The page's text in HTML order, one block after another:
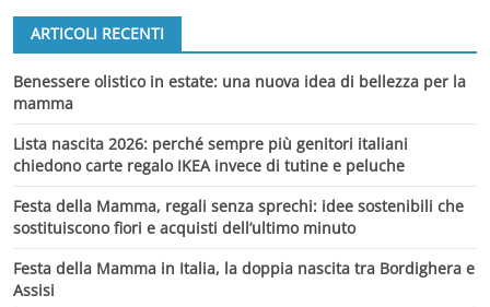
ARTICOLI RECENTI
Benessere olistico in estate: una nuova idea di bellezza per la
mamma
Lista nascita 2026: perché sempre più genitori italiani
chiedono carte regalo IKEA invece di tutine e peluche
Festa della Mamma, regali senza sprechi: idee sostenibili che
sostituiscono fiori e acquisti dell’ultimo minuto
Festa della Mamma in Italia, la doppia nascita tra Bordighera e
Assisi